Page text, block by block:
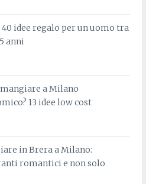
40 idee regalo per un uomo tra
anni
a Milano
13 idee low cost
in Brera a Milano:
romantici e non solo